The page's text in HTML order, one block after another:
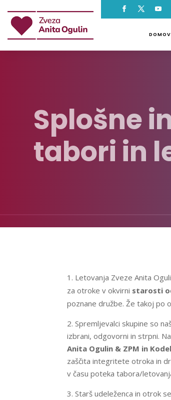
DOMOV
DOMOV O
Splošne
tabori in
Letovanja Zveze Anita
za otroke v okvirni starosti
poznane družbe. Že takoj po
2. Spremljevalci skupine so
izbrani, odgovorni in strpni.
Anita Ogulin & ZPM in
zaščita integritete otroka in
v času poteka tabora/
3. Starš udeleženca in otrok